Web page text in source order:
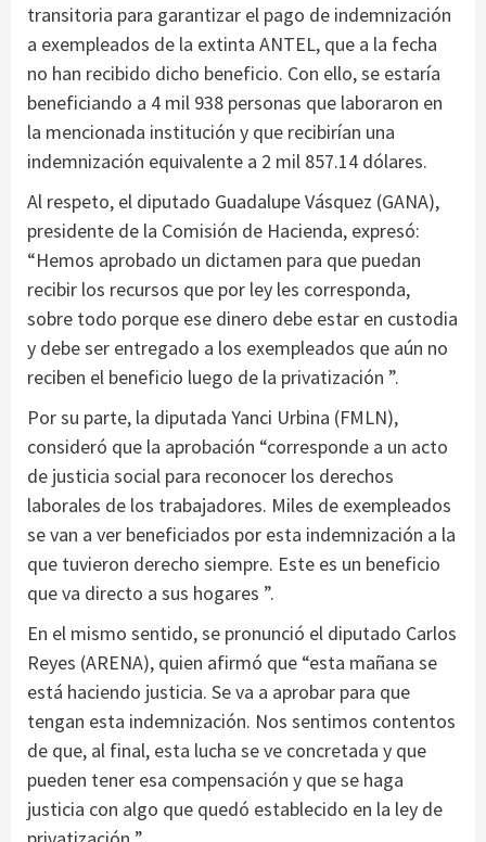
transitoria para garantizar el pago de indemnización
a exempleados de la extinta ANTEL, que a la fecha
no han recibido dicho beneficio. Con ello, se estaría
beneficiando a 4 mil 938 personas que laboraron en
la mencionada institución y que recibirían una
indemnización equivalente a 2 mil 857.14 dólares.
Al respeto, el diputado Guadalupe Vásquez (GANA),
presidente de la Comisión de Hacienda, expresó:
“Hemos aprobado un dictamen para que puedan
recibir los recursos que por ley les corresponda,
sobre todo porque ese dinero debe estar en custodia
y debe ser entregado a los exempleados que aún no
reciben el beneficio luego de la privatización ”.
Por su parte, la diputada Yanci Urbina (FMLN),
consideró que la aprobación “corresponde a un acto
de justicia social para reconocer los derechos
laborales de los trabajadores. Miles de exempleados
se van a ver beneficiados por esta indemnización a la
que tuvieron derecho siempre. Este es un beneficio
que va directo a sus hogares ”.
En el mismo sentido, se pronunció el diputado Carlos
Reyes (ARENA), quien afirmó que “esta mañana se
está haciendo justicia. Se va a aprobar para que
tengan esta indemnización. Nos sentimos contentos
de que, al final, esta lucha se ve concretada y que
pueden tener esa compensación y que se haga
justicia con algo que quedó establecido en la ley de